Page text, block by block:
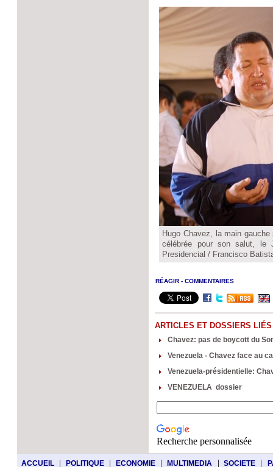
Hugo Chavez, la main
célébrée pour son salut, le
Presidencial / Francisco
RÉAGIR - COMMENTAIRES
ARTICLES ET DOSSIERS LIÉS
Chavez: pas de boycott du
Venezuela - Chavez face au
Venezuela-présidentielle:
VENEZUELA dossier
Recherche personnalisée
ACCUEIL | POLITIQUE | ECONOMIE | MULTIMEDIA | SOCIETE |